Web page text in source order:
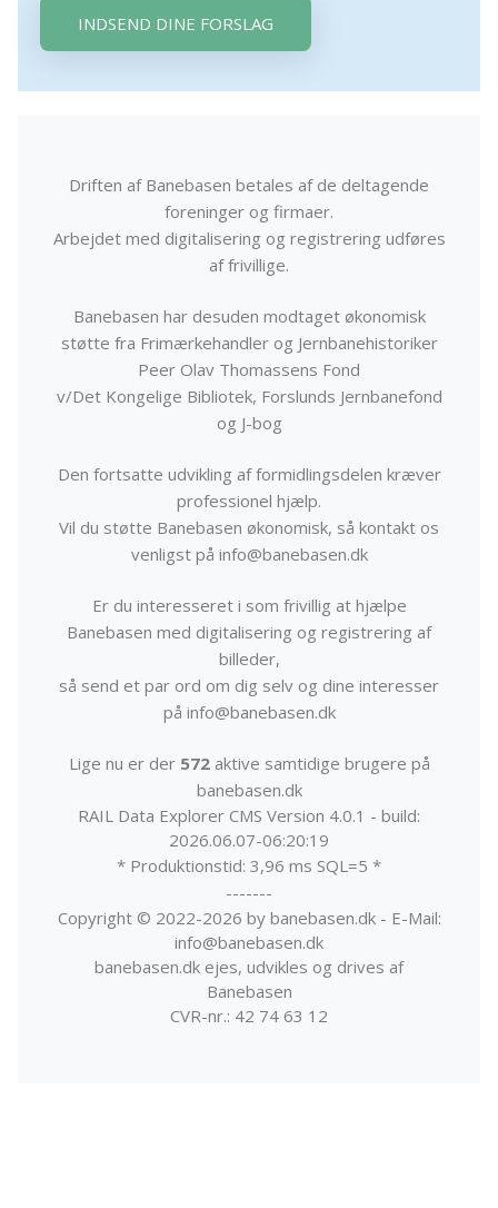
INDSEND DINE FORSLAG
Driften af Banebasen betales af de deltagende
foreninger og firmaer.
Arbejdet med digitalisering og registrering udføres
af frivillige.
Banebasen har desuden modtaget økonomisk
støtte fra Frimærkehandler og Jernbanehistoriker
Peer Olav Thomassens Fond
v/Det Kongelige Bibliotek, Forslunds Jernbanefond
og J-bog
Den fortsatte udvikling af formidlingsdelen kræver
professionel hjælp.
Vil du støtte Banebasen økonomisk, så kontakt os
venligst på info@banebasen.dk
Er du interesseret i som frivillig at hjælpe
Banebasen med digitalisering og registrering af
billeder,
så send et par ord om dig selv og dine interesser
på info@banebasen.dk
Lige nu er der 572aktive samtidige brugere på
banebasen.dk
RAIL Data Explorer CMS Version 4.0.1 - build:
2026.06.07-06:20:19
* Produktionstid: 3,96 ms SQL=5 *
-------
Copyright © 2022-2026 by banebasen.dk - E-Mail:
info@banebasen.dk
banebasen.dk ejes, udvikles og drives af
Banebasen
CVR-nr.: 42 74 63 12